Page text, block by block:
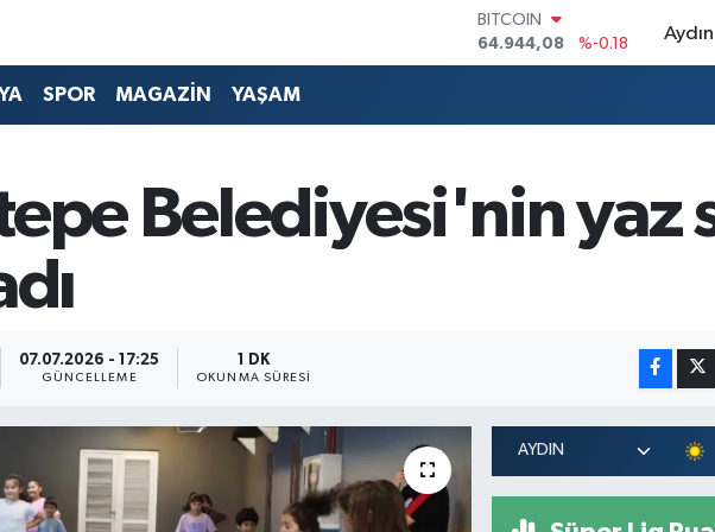
DOLAR
47,7436
%0.18
EURO
6660.55
BİST100
13.779
%-14
Aydın
SPOR MAGAZİN YAŞAM
Belediyesi'nin yaz
07.07.2026 - 17:25
GÜNCELLEME
1 DK
OKUNMA SÜRESI